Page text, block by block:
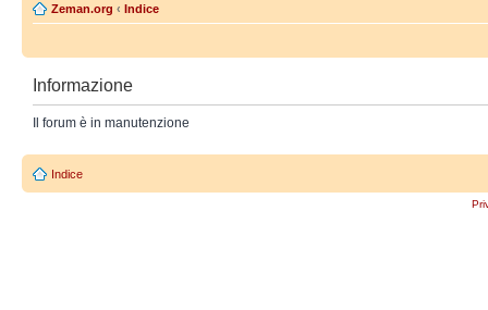
Zeman.org ‹ Indice
Informazione
Il forum è in manutenzione
Indice